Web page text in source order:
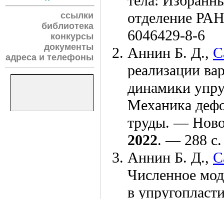
ссылки
библиотека
конкурсы
документы
адреса и телефоны
отделение
6046429-8-6
Аннин Б. Д.,
реализации
динамики
Механика
труды. —
2022. — 288
Аннин Б. Д.,
Численное
в